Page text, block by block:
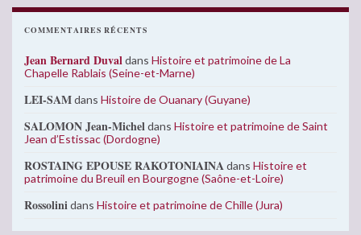
COMMENTAIRES RÉCENTS
Jean Bernard Duvaldans Histoire et patrimoine de La
Chapelle Rablais (Seine-et-Marne)
LEI-SAMdans Histoire de Ouanary (Guyane)
SALOMON Jean-Micheldans Histoire et patrimoine de Saint
Jean d’Estissac (Dordogne)
ROSTAING EPOUSE RAKOTONIAINAdans Histoire et
patrimoine du Breuil en Bourgogne (Saône-et-Loire)
Rossolinidans Histoire et patrimoine de Chille (Jura)